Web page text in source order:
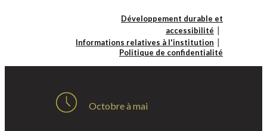
Développement durable et
accessibilité
Informations relatives à l'institution
Politique de confidentialité
Octobre à mai